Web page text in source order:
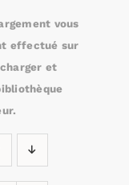
vous
effectué sur
et